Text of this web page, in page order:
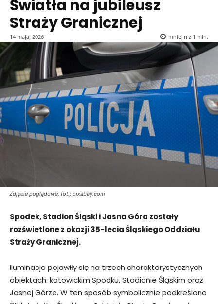
Światła na jubileusz
Straży Granicznej
14 maja, 2026 mniej niż 1 min.
Zdjęcie poglądowe, fot.: pixabay.com
Spodek, Stadion Śląski i Jasna Góra zostały
rozświetlone z okazji 35-lecia Śląskiego Oddziału
Straży Granicznej.
Iluminacje pojawiły się na trzech charakterystycznych
obiektach: katowickim Spodku, Stadionie Śląskim oraz
Jasnej Górze. W ten sposób symbolicznie podkreślono